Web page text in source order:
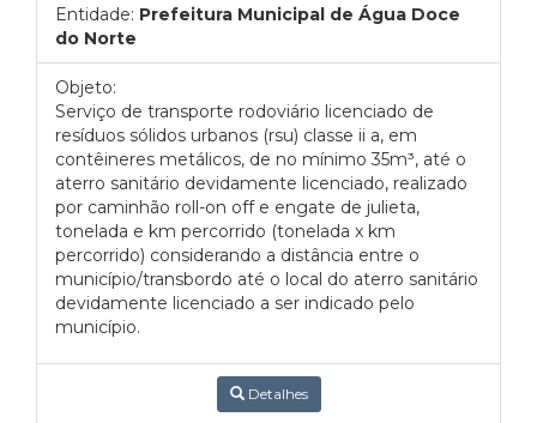
Entidade: Prefeitura Municipal de Água Doce
do Norte
Objeto:
Serviço de transporte rodoviário licenciado de
resíduos sólidos urbanos (rsu) classe ii a, em
contêineres metálicos, de no mínimo 35m³, até o
aterro sanitário devidamente licenciado, realizado
por caminhão roll-on off e engate de julieta,
tonelada e km percorrido (tonelada x km
percorrido) considerando a distância entre o
município/transbordo até o local do aterro sanitário
devidamente licenciado a ser indicado pelo
município.
Detalhes